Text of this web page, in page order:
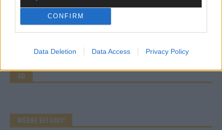
CONFIRM
Data Deletion Data Access Privacy Policy
Eurovision Song Contest 2026: Das erste Halbfinale – der
Abend in Bildern
AD
WERBE BEI UNS!